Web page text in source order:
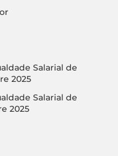
Salarial de
2025
Salarial de
2025